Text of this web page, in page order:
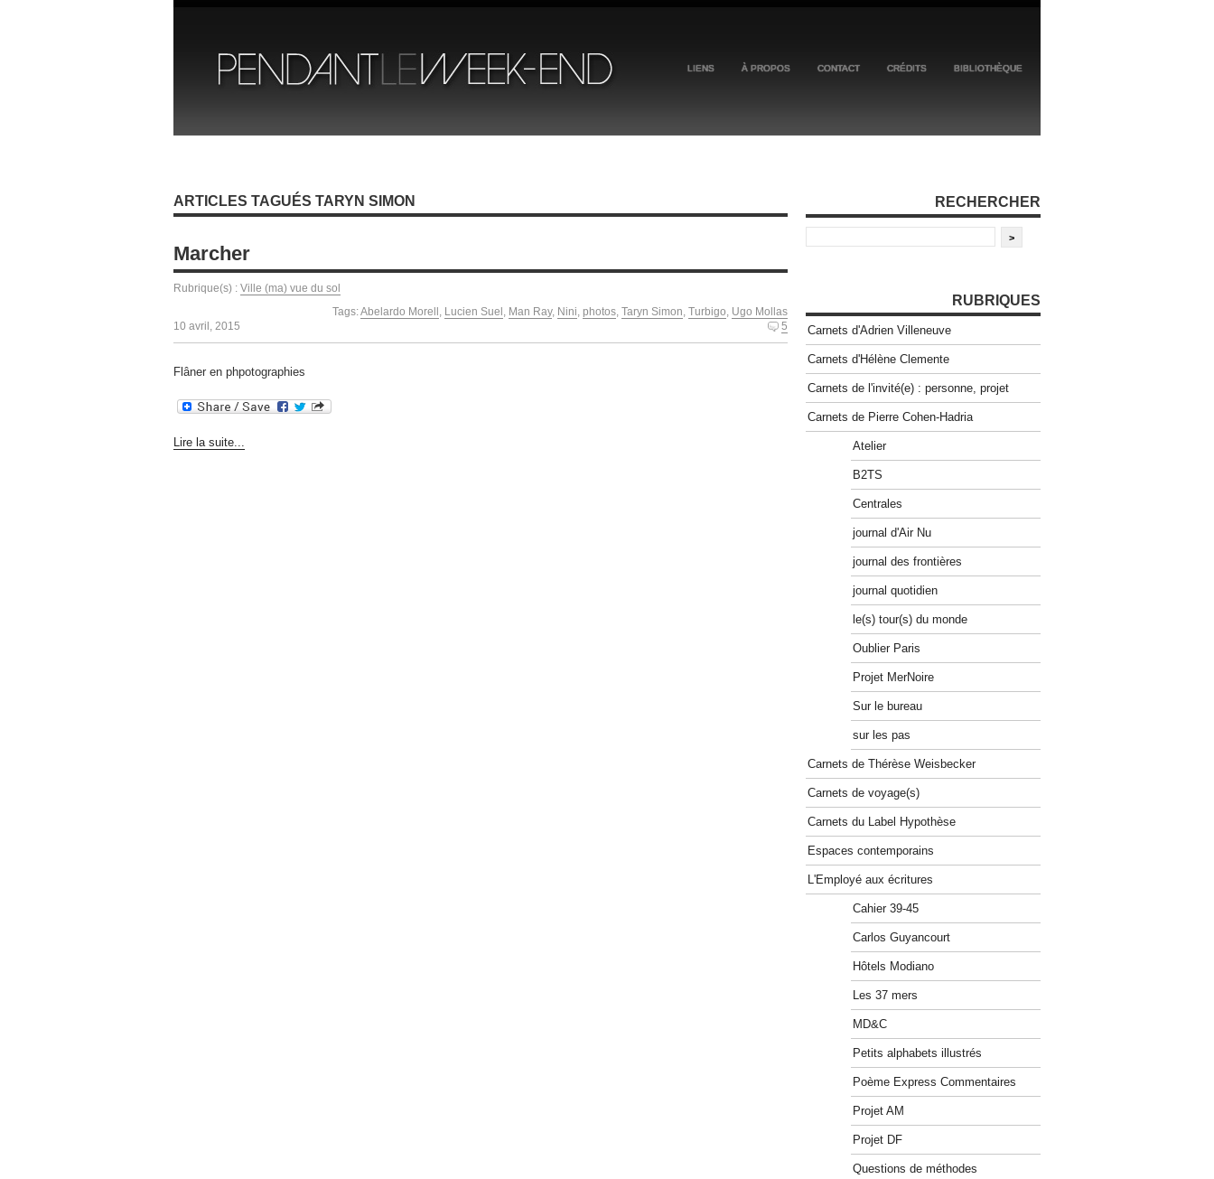
LIENS À PROPOS CONTACT CRÉDITS BIBLIOTHÈQUE
ARTICLES TAGUÉS TARYN SIMON
Marcher
Rubrique(s) : Ville (ma) vue du sol
Tags:Abelardo Morell , Lucien Suel , Man Ray, Nini, photos, Taryn Simon, Turbigo, Ugo Mollas
10 avril, 2015
5
Flâner en phpotographies
Lire la suite...
RECHERCHER
RUBRIQUES
Carnets d'Adrien Villeneuve
Carnets d'Hélène Clemente
Carnets de l'invité(e) : personne, projet
Carnets de Pierre Cohen-Hadria
Atelier
B2TS
Centrales
journal d'Air Nu
journal des frontières
journal quotidien
le(s) tour(s) du monde
Oublier Paris
Projet MerNoire
Sur le bureau
sur les pas
Carnets de Thérèse Weisbecker
Carnets de voyage(s)
Carnets du Label Hypothèse
Espaces contemporains
L'Employé aux écritures
Cahier 39-45
Carlos Guyancourt
Hôtels Modiano
Les 37 mers
MD&C
Petits alphabets illustrés
Poème Express Commentaires
Projet AM
Projet DF
Questions de méthodes